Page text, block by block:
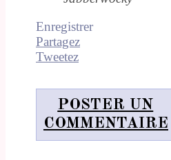
Enregistrer
Partagez
Tweetez
POSTER UN
COMMENTAIRE